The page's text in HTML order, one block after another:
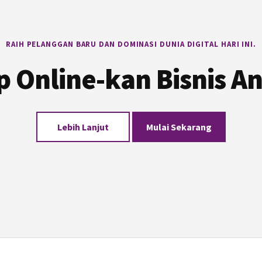
RAIH PELANGGAN BARU DAN DOMINASI DUNIA DIGITAL HARI INI.
Online-kan Bisnis
Lebih Lanjut Mulai Sekarang